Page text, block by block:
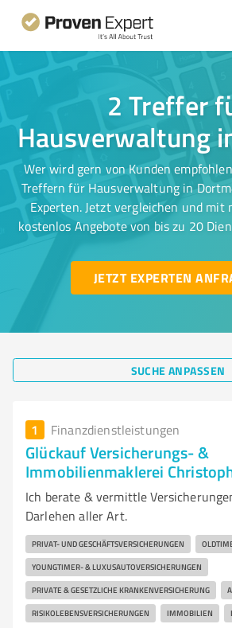
2 Treffer
Hausverwaltung
Wer wird gern von Kunden
Treffern für Hausverwaltung in
Experten. Jetzt vergleichen und mit
kostenlos Angebote von bis zu 20
JETZT EXPERTEN
SUCHE ANPASSEN
1 Finanzdienstleistungen
Glückauf Versicherungs- &
Immobilienmaklerei
Ich berate & vermittle
Darlehen aller Art.
PRIVAT- UND GESCHÄFTSVERSICHERUNGEN
YOUNGTIMER- & LUXUSAUTOVERSICHERUNGEN
PRIVATE & GESETZLICHE KRANKENVERSICHERUNG
RISIKOLEBENSVERSICHERUNGEN IMMOBILIEN